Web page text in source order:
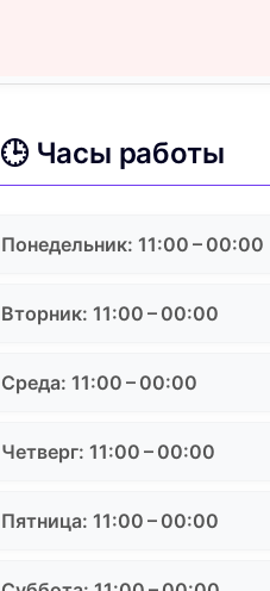
🕒 Часы работы
Понедельник: 11:00 – 00:00
Вторник: 11:00 – 00:00
Среда: 11:00 – 00:00
Четверг: 11:00 – 00:00
Пятница: 11:00 – 00:00